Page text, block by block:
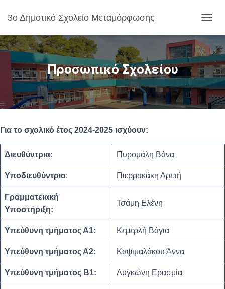
3ο Δημοτικό Σχολείο Μεταμόρφωσης
Ν
Α
Λ
Λ
Ή
Π
Προσωπικό Σχολείου
Για το σχολικό έτος 2024-2025 ισχύουν:
Διευθύντρια: Πυρομάλη Βάνα
Υποδιευθύντρια: Πιερρακάκη Αρετή
Γραμματειακή
Υποστήριξη:
Τσάμη Ελένη
Υπεύθυνη τμήματος Α1: Κεμερλή Βάγια
Υπεύθυνη τμήματος Α2: Καψιμαλάκου Άννα
Υπεύθυνη τμήματος Β1: Λυγκώνη Ερασμία